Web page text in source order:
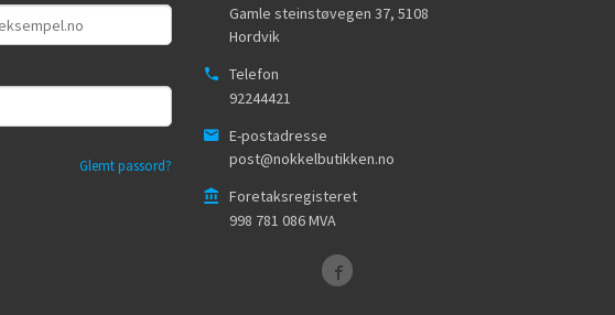
Glemt passord?
Gamle steinstøvegen 37, 5108
Hordvik
Telefon
92244421
E-postadresse
post@nokkelbutikken.no
Foretaksregisteret
998 781 086 MVA